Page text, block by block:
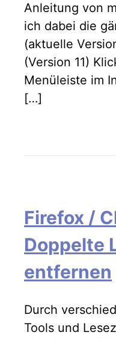
Anleitung von
ich dabei die
(aktuelle
(Version 11)
Menüleiste im
[…]
Firefox /
Doppelte
entfernen
Durch
Tools und